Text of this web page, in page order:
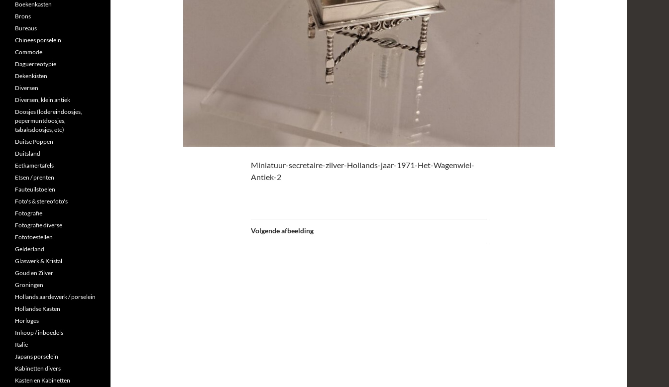
Miniatuur-secretaire-zilver-Hollands-jaar-1971-Het-Wagenwiel-
Antiek-2
Volgende afbeelding
Boekenkasten
Brons
Bureaus
Chinees porselein
Commode
Daguerreotypie
Dekenkisten
Diversen
Diversen, klein antiek
Doosjes (lodereindoosjes,
pepermuntdoosjes,
tabaksdoosjes, etc)
Duitse Poppen
Duitsland
Eetkamertafels
Etsen / prenten
Fauteuilstoelen
Foto's & stereofoto's
Fotografie
Fotografie diverse
Fototoestellen
Gelderland
Glaswerk & Kristal
Goud en Zilver
Groningen
Hollands aardewerk / porselein
Hollandse Kasten
Horloges
Inkoop / inboedels
Italie
Japans porselein
Kabinetten divers
Kasten en Kabinetten